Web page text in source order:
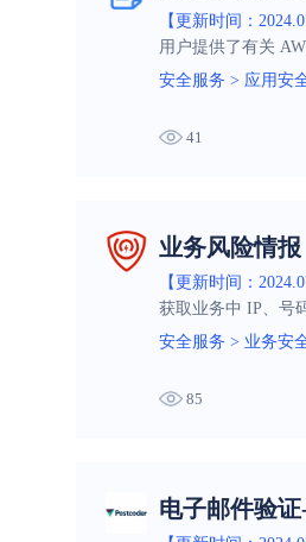
【更新时间：
用户提供了有关
安全服务 > 应用安
41
业务风险情报
【更新时间：
获取业务中 IP、号
险情报服务搭建或
安全服务 > 业务安
85
电子邮件验证